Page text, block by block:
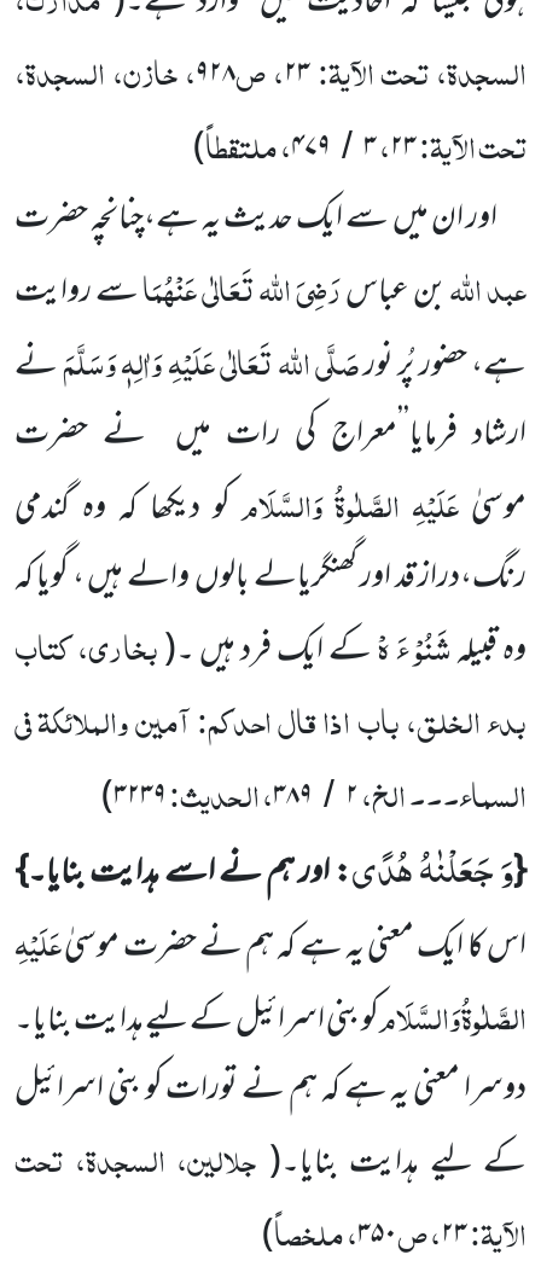
السجدۃ، تحت الآیۃ:۲۳، ص۹۲۸، خازن، السجدۃ،
تحت الآیۃ:۲۳،۳ / ۴۷۹، ملتقطاً)
اور ان میں سے ایک حدیث یہ ہے،چنانچہ حضرت
عبد اللہبن عباسرَضِیَ اللہ تَعَالٰی عَنْہُمَاسے روایت
ہے، حضور پُر نورصَلَّی اللہ تَعَالٰی عَلَیْہِ وَاٰلِہٖ وَسَلَّمَنے
ارشاد فرمایا’’معراج کی رات میں نے حضرت
موسیٰ عَلَیْہِ الصَّلٰوۃُوَالسَّلَامکو دیکھا کہ وہ گندمی
رنگ،دراز قد اور گھنگریالے بالوں والے ہیں ، گویا کہ
وہ قبیلہشَنُوْ ءَ ہْکے ایک فرد ہیں ۔(بخاری، کتاب
بدء الخلق، باب اذا قال احدکم: آمین والملائکۃ فی
السماء۔۔۔ الخ،۲ / ۳۸۹، الحدیث:۳۲۳۹)
{وَ جَعَلْنٰهُ هُدًى: اور ہم نے اسے ہدایت بنایا۔}
اس کا ایک معنی یہ ہے کہ ہم نے حضرت موسیٰعَلَیْہِ
الصَّلٰوۃُوَالسَّلَامکو بنی اسرائیل کے لیے ہدایت بنایا۔
دوسرا معنی یہ ہے کہ ہم نے تورات کو بنی اسرائیل
کے لیے ہدایت بنایا۔( جلالین، السجدۃ، تحت
الآیۃ:۲۳، ص۳۵۰، ملخصاً)